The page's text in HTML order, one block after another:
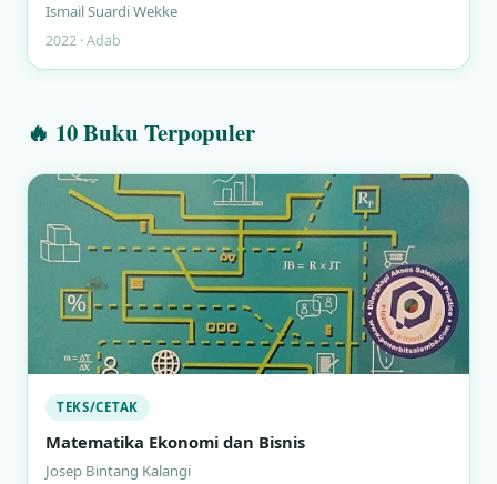
Ismail Suardi Wekke
2022 · Adab
🔥 10 Buku Terpopuler
TEKS/CETAK
Matematika Ekonomi dan Bisnis
Josep Bintang Kalangi